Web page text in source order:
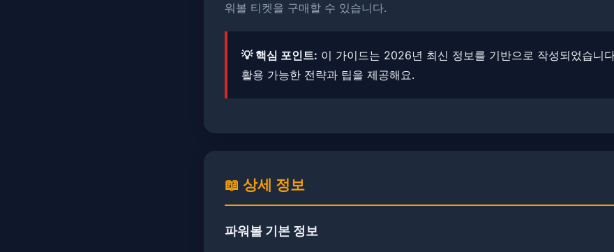
워볼 티켓을 구매할 수 있습니다.
💡 핵심 포인트: 이 가이드는 2026년 최신 정보를 기반으로 작성되었습니
활용 가능한 전략과 팁을 제공해요.
📖 상세 정보
파워볼 기본 정보